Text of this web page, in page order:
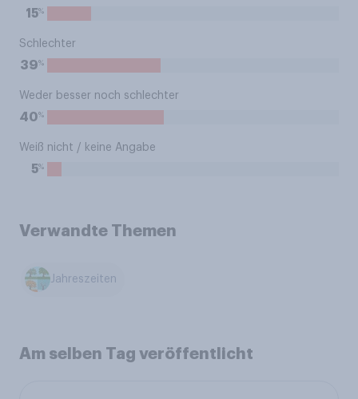
15%
Schlechter
39%
Weder besser noch schlechter
40%
Weiß nicht / keine Angabe
5%
Verwandte Themen
Jahreszeiten
Am selben Tag veröffentlicht